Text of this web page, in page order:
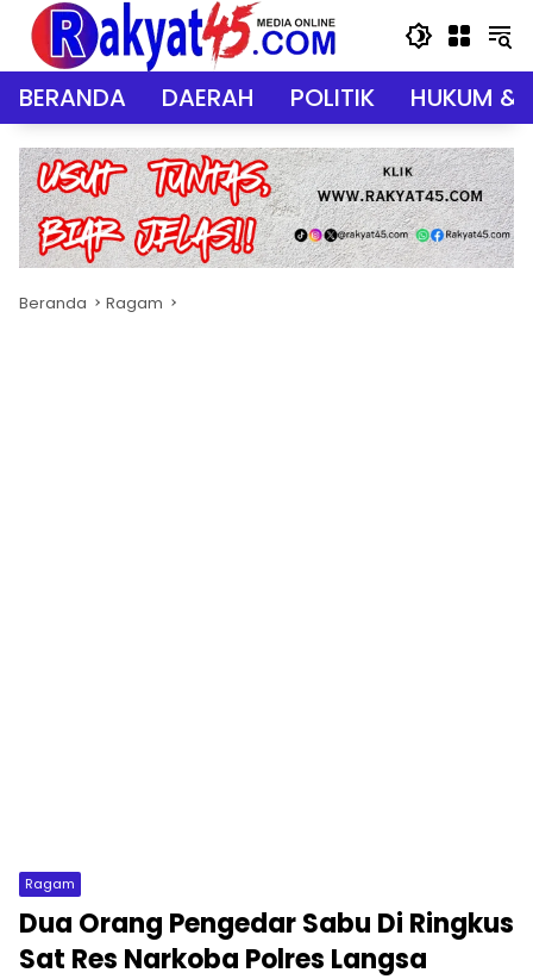
Langsung
konten
BERANDA DAERAH POLITIK HUKUM &
Beranda Ragam
Ragam
Dua Orang Pengedar Sabu Di Ringkus
Sat Res Narkoba Polres Langsa